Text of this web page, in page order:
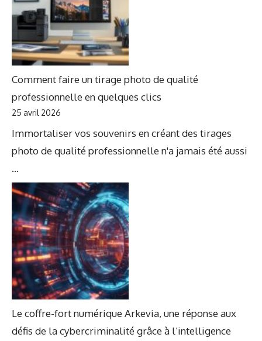
Comment faire un tirage photo de qualité
professionnelle en quelques clics
25 avril 2026
Immortaliser vos souvenirs en créant des tirages
photo de qualité professionnelle n'a jamais été aussi
...
Le coffre-fort numérique Arkevia, une réponse aux
défis de la cybercriminalité grâce à l’intelligence